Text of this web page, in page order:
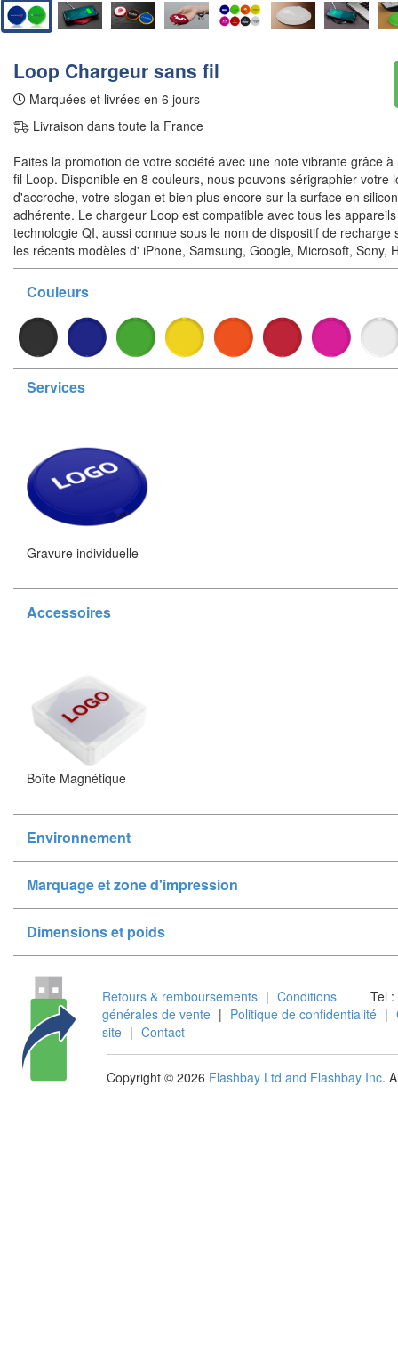
Loop Chargeur sans fil
Marquées et livrées en 6 jours
Livraison dans toute la France
Faites la promotion de votre société avec une note vibrante grâce
fil Loop. Disponible en 8 couleurs, nous pouvons sérigraphier votre
d'accroche, votre slogan et bien plus encore sur la surface en
adhérente. Le chargeur Loop est compatible avec tous les
technologie QI, aussi connue sous le nom de dispositif de recharge
les récents modèles d' iPhone, Samsung, Google, Microsoft, Sony,
Couleurs
Services
Gravure individuelle
Accessoires
Boîte Magnétique
Environnement
Marquage et zone d'impression
Dimensions et poids
Tel :
Retours & remboursements | Conditions
générales de vente | Politique de confidentialité |
site | Contact
Copyright © 2026 Flashbay Ltd and Flashbay Inc.